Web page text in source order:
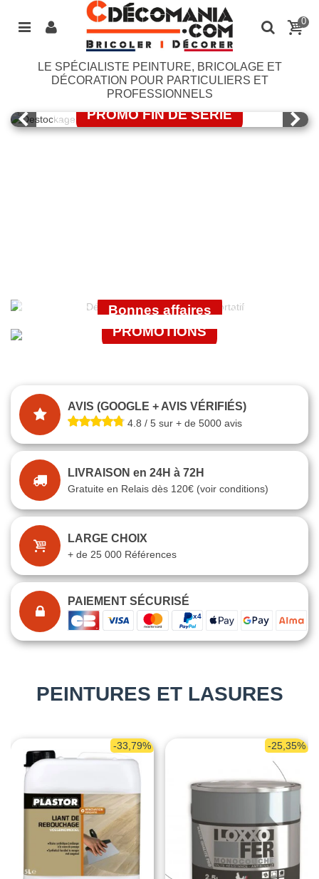
0
LE SPÉCIALISTE PEINTURE, BRICOLAGE ET
DÉCORATION POUR PARTICULIERS ET
PROFESSIONNELS
LASURE BONDEX
PROMO FIN DE SERIE
Bonnes affaires
GUITTET
PROMOTIONS
AVIS (GOOGLE + AVIS VÉRIFIÉS)
4.8 / 5 sur + de 5000 avis
LIVRAISON en 24H à 72H
Gratuite en Relais dès 120€ (voir conditions)
LARGE CHOIX
+ de 25 000 Références
PAIEMENT SÉCURISÉ
PEINTURES ET LASURES
-33,79% -25,35%